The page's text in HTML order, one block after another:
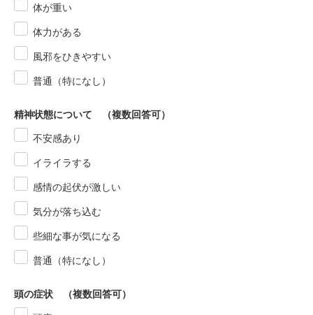
体が重い
体力がある
風邪をひきやすい
普通（特になし）
精神状態について （複数回答可）
不安感あり
イライラする
感情の起伏が激しい
気分が落ち込む
些細な事が気になる
普通（特になし）
頭の症状 （複数回答可）